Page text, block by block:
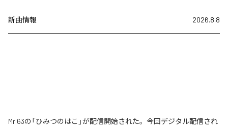
新曲情報 2026.8.8
Mr 63の「ひみつのはこ」が配信開始された。今回デジタル配信され